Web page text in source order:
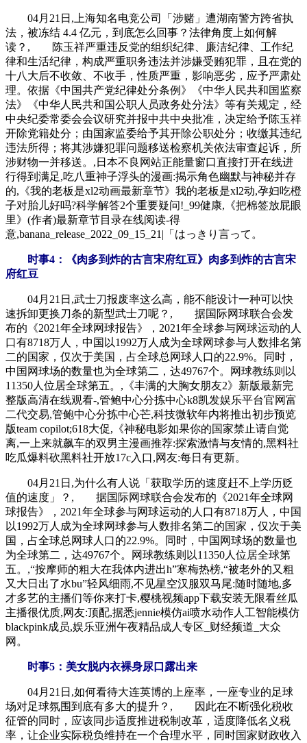
04月21日,上海知名电竞公司「涉赌」遭湖南警方跨省执
法，被冻结 4.4 亿元，到底怎么回事？法律角度上如何解
读？, 陈玉祥严重违反党的组织纪律、廉洁纪律、工作纪
律和生活纪律，构成严重职务违法并涉嫌受贿犯罪，且在党的
十八大后不收敛、不收手，性质严重，影响恶劣，应予严肃处
理。依据《中国共产党纪律处分条例》《中华人民共和国监察
法》《中华人民共和国公职人员政务处分法》等有关规定，经
中央纪委常委会会议研究并报中共中央批准，决定给予陈玉祥
开除党籍处分；由国家监委给予其开除公职处分；收缴其违纪
违法所得；将其涉嫌犯罪问题移送检察机关依法审查起诉，所
涉财物一并移送。,日本不良网站正能量窗口直接打开在线进
行得到满足,吃八重神子浮头的漫画:揭示角色幽默与神秘并存
的,《我的老板是xl2动画最新章节》我的老板是xl2动,孕妇吃橙
子对胎儿好吗?科学解答2个重要疑问!_99健康,《把棉签放屁眼
里》(作者)最新章节目录在线阅读-得
意,banana_release_2022_09_15_21|「はっきり言って。
时事4：《肉多到炸的古言宋府红豆》肉多到炸的古言宋
府红豆
04月21日,武士刀报废率这么高，能不能设计一种可以快
速拆卸更换刀条的新型武士刀呢？, 据国际网球联合会发
布的《2021年全球网球报告》，2021年全球参与网球运动的人
口有8718万人，中国以1992万人成为全球网球参与人数排名第
二的国家，仅次于美国，占全球总网球人口的22.9%。同时，
中国网球场的数量也为全球第二，达49767个。网球教练则以
11350人位居全球第五。,《丰满的大胸女朋友2》新版最新完
整版高清在线观看-,管鲍中心分拣中心k8凯发娱乐平台官网富
二代交易,管鲍中心分拣中心芒,科技微软年内将推出初步预览
版team copilot;618大促,《神秘电影如果你的国家禁止请自觉
离,一上来就飙车的双男主漫画推荐:探索激情与友情的,黑料社
吃瓜爆料砍黑料社开放17c入口,网友:每日有更新。
04月21日,为什么有人说「获取学历的速度赶不上学历贬
值的速度」？, 据国际网球联合会发布的《2021年全球网
球报告》，2021年全球参与网球运动的人口有8718万人，中国
以1992万人成为全球网球参与人数排名第二的国家，仅次于美
国，占全球总网球人口的22.9%。同时，中国网球场的数量也
为全球第二，达49767个。网球教练则以11350人位居全球第
五。,“按摩师的粗大在我体内进出h”寒梅热榜,“被老外的又粗
又大日出了水bu”轻风细雨,不见星空汉服双马尾:随时随地,多
才多艺的主播们等你来打卡,樱桃视频app下载安装无限看丝瓜
主播很优质,网友:顶配,据悉jennie模仿ai喷水动作人工智能模仿
blackpink成员,娱乐亚洲午夜精品成人专区_财经频道_大众
网。
时事5：美女脱内衣裸身尿口露出来
04月21日,如何看待大连英博的上座率，一座专业的足球
场对足球氛围到底有多大的提升？, 因此在不断强化税收
征管的同时，应该同步适度推进税制改革，适度降低名义税
率，让企业实际税负维持在一个合理水平，同时国家财政收入